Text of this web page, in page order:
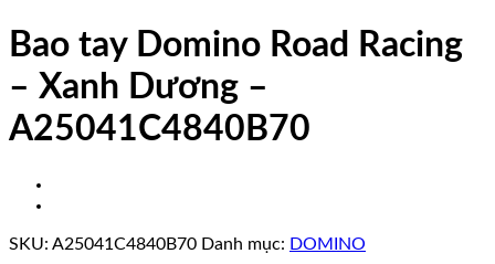
Bao tay Domino Road Racing
– Xanh Dương –
A25041C4840B70
SKU: A25041C4840B70 Danh mục: DOMINO